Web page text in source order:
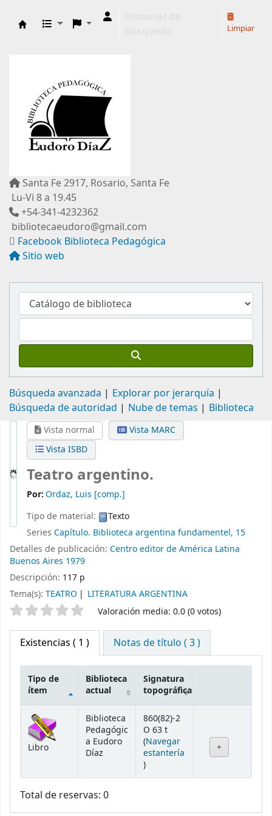
Limpiar
Santa Fe 2917, Rosario, Santa Fe
Lu-Vi 8 a 19.45
+54-341-4232362
bibliotecaeudoro@gmail.com
Facebook Biblioteca Pedagógica
Sitio web
Búsqueda avanzada
Explorar por jerarquía
Búsqueda de autoridad
Nube de temas Biblioteca
Vista normal
Vista MARC
Vista ISBD
Teatro argentino.
Por:Ordaz, Luis [comp.]
Tipo de material:
Texto
Series Capítulo. Biblioteca argentina fundamentel, 15
Detalles de publicación: Centro editor de América Latina
Buenos Aires 1979
Descripción: 117 p
Tema(s): TEATRO LITERATURA ARGENTINA
Valoración Valoración media: 0.0 (0 votos)
Existencias ( 1 ) Notas de título ( 3 )
Existencias
Tipo de
ítem
Biblioteca
actual
Signatura
topográfica
Libro
Biblioteca
Pedagógic
a Eudoro
Díaz
860(82)-2
O 63 t
(Navegar
estantería
(Abre debajo)
)
Total de reservas: 0